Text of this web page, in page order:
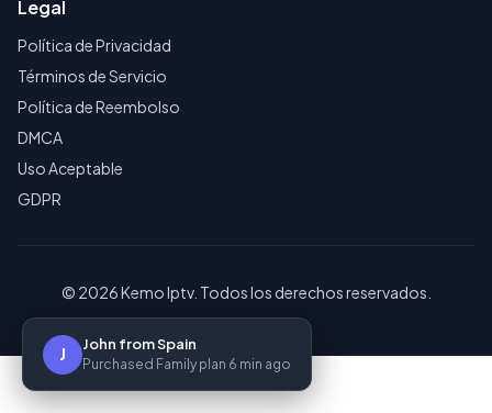
Legal
Política de Privacidad
Términos de Servicio
Política de Reembolso
DMCA
Uso Aceptable
GDPR
© 2026 Kemo Iptv. Todos los derechos reservados.
J John from Spain
Purchased Family plan 6 min ago